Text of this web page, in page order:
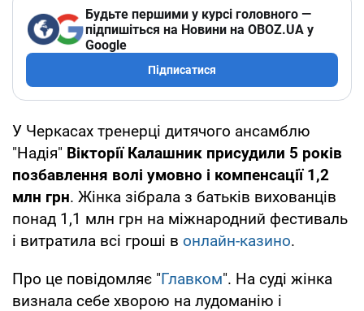
Будьте першими у курсі головного —
підпишіться на Новини на OBOZ.UA у
Google
Підписатися
У Черкасах тренерці дитячого ансамблю
"Надія" Вікторії Калашник присудили 5 років
позбавлення волі умовно і компенсації 1,2
млн грн. Жінка зібрала з батьків вихованців
понад 1,1 млн грн на міжнародний фестиваль
і витратила всі гроші в онлайн-казино.
Про це повідомляє "Главком". На суді жінка
визнала себе хворою на лудоманію і